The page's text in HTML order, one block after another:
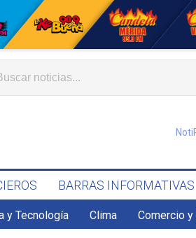
BARRAS INFORMATIVAS
y Tecnología Clima Comercio